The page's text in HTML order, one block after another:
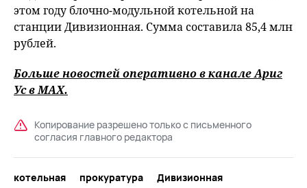
этом году блочно-модульной котельной на
станции Дивизионная. Сумма составила 85,4 млн
рублей.
Больше новостей оперативно в канале Ариг
Ус вMAХ.
Копирование разрешено только с письменного
согласия главного редактора
котельная прокуратура Дивизионная